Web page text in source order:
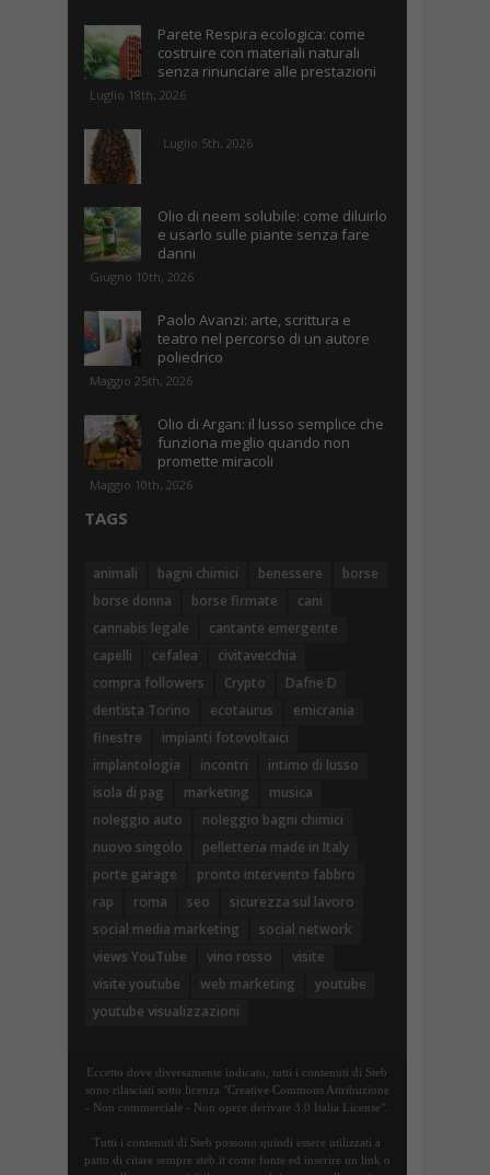
Parete Respira ecologica: come
costruire con materiali naturali
senza rinunciare alle prestazioni
Luglio 18th, 2026
Luglio 5th, 2026
Olio di neem solubile: come diluirlo
e usarlo sulle piante senza fare
danni
Giugno 10th, 2026
Paolo Avanzi: arte, scrittura e
teatro nel percorso di un autore
poliedrico
Maggio 25th, 2026
Olio di Argan: il lusso semplice che
funziona meglio quando non
promette miracoli
Maggio 10th, 2026
TAGS
animali bagni chimici benessere
borse
borse donna
borse firmate
cani
cannabis legale
cantante emergente
capelli
cefalea
civitavecchia
compra followers
Crypto
Dafne D
dentista Torino
ecotaurus
emicrania
finestre
impianti fotovoltaici
implantologia
incontri
intimo di lusso
isola di pag
marketing
musica
noleggio auto
noleggio bagni chimici
nuovo singolo
pelletteria made in Italy
porte garage
pronto intervento fabbro
rap
roma seo
sicurezza sul lavoro
social media marketing
social network
views YouTube
vino rosso
visite
visite youtube
web marketing
youtube
youtube visualizzazioni
Eccetto dove diversamente indicato, tutti i contenuti di Steb
sono rilasciati sotto licenza "Creative Commons Attribuzione
- Non commerciale - Non opere derivate 3.0 Italia License".
Tutti i contenuti di Steb possono quindi essere utilizzati a
patto di citare sempre steb.it come fonte ed inserire un link o